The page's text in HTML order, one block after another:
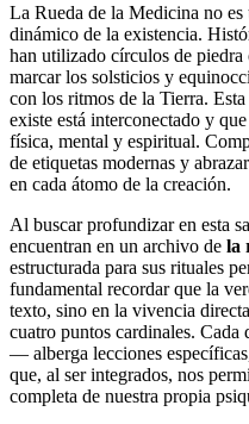
La Rueda de la Medicina no es
dinámico de la existencia.
han utilizado círculos de piedra
marcar los solsticios y
con los ritmos de la Tierra.
existe está interconectado y
física, mental y espiritual.
de etiquetas modernas y
en cada átomo de la creación.
Al buscar profundizar en esta
encuentran en un archivo de la
estructurada para sus rituales
fundamental recordar que la
texto, sino en la vivencia
cuatro puntos cardinales.
— alberga lecciones
que, al ser integrados, nos
completa de nuestra propia